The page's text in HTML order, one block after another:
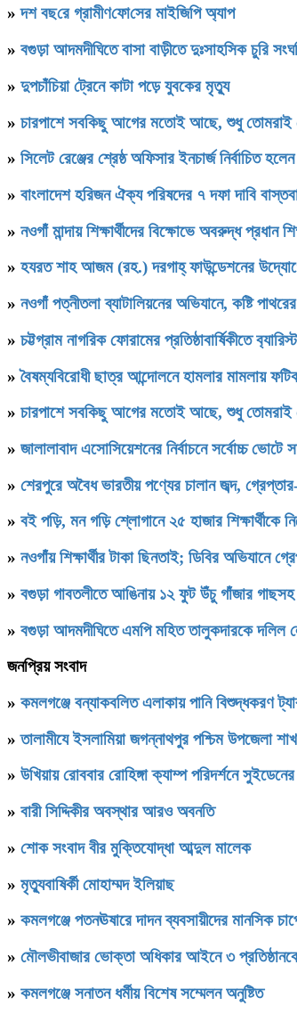
»দশ বছ‌রে গ্রামীণ‌ফো‌সের মাইজিপি অ্যাপ
» বগুড়া আদমদীঘিতে বাসা বাড়ীতে দুঃসাহসিক চুরি
» দুপচাঁচিয়া ট্রেনে কাটা পড়ে যুবকের মৃত্যু
» চারপাশে সবকিছু আগের মতোই আছে, শুধু তোমরাই
» সিলেট রেঞ্জের শ্রেষ্ঠ অফিসার ইনচার্জ নির্বাচিত
» বাংলাদেশ হরিজন ঐক্য পরিষদের ৭ দফা দাবি
» নওগাঁ মান্দায় শিক্ষার্থীদের বিক্ষোভে অবরুদ্ধ
» হযরত শাহ আজম (রহ.) দরগাহ্ ফাউন্ডেশনের
» নওগাঁ পত্নীতলা ব্যাটালিয়নের অভিযানে, কষ্টি
» চট্টগ্রাম নাগরিক ফোরামের প্রতিষ্ঠাবার্ষিকীতে
»বৈষম্যবিরোধী ছাত্র আন্দোলনে হামলার মামলায়
» চারপাশে সবকিছু আগের মতোই আছে, শুধু তোমরাই
» জালালাবাদ এসোসিয়েশনের নির্বাচনে সর্বোচ্চ ভোটে
» শেরপুরে অবৈধ ভারতীয় পণ্যের চালান জব্দ,
» বই পড়ি, মন গড়ি শ্লোগানে ২৫ হাজার শিক্ষার্থীকে
» নওগাঁয় শিক্ষার্থীর টাকা ছিনতাই; ডিবির অভিযানে
» বগুড়া গাবতলীতে আঙিনায় ১২ ফুট উঁচু গাঁজার
» বগুড়া আদমদীঘিতে এমপি মহিত তালুকদারকে
জনপ্রিয় সংবাদ
» কমলগঞ্জে বন্যাকবলিত এলাকায় পানি বিশুদ্ধকরণ
»‎তালামীযে ইসলামিয়া জগন্নাথপুর পশ্চিম উপজেলা
» উখিয়ায় রোববার রোহিঙ্গা ক্যাম্প পরিদর্শনে সুইডেনের
» বারী সিদ্দিকীর অবস্থার আরও অবনতি
» শোক সংবাদ বীর মুক্তিযোদ্ধা আব্দুল মালেক
» মৃত্যুবাষির্কী মোহাম্মদ ইলিয়াছ
» কমলগঞ্জে পতনঊষারে দাদন ব্যবসায়ীদের মানসিক
» মৌলভীবাজার ভোক্তা অধিকার আইনে ৩
» কমলগঞ্জে সনাতন ধর্মীয় বিশেষ সম্মেলন অনুষ্টিত